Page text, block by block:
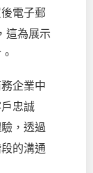
電子郵
這為展示
企業中
忠誠
，透過
的溝通